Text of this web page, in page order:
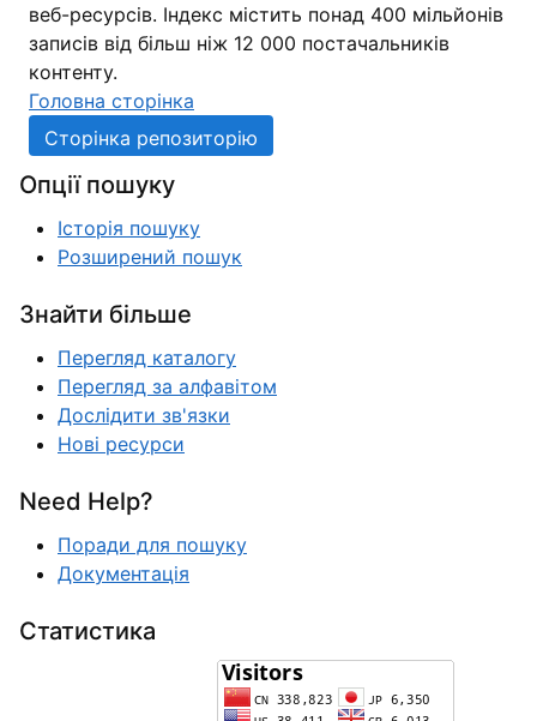
веб-ресурсів. Індекс містить понад 400 мільйонів
записів від більш ніж 12 000 постачальників
контенту.
Головна сторінка
Сторінка репозиторію
Опції пошуку
Історія пошуку
Розширений пошук
Знайти більше
Перегляд каталогу
Перегляд за алфавітом
Дослідити зв'язки
Нові ресурси
Need Help?
Поради для пошуку
Документація
Статистика